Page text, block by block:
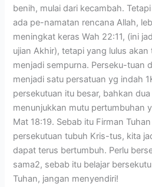
benih, mulai dari kecambah.
ada pe-namatan rencana Allah,
meningkat keras Wah 22:11, (ini
ujian Akhir), tetapi yang lulus
menjadi sempurna. Perseku-tuan
menjadi satu persatuan yg indah
persekutuan itu besar, bahkan
menunjukkan mutu pertumbuhan
Mat 18:19. Sebab itu Firman
persekutuan tubuh Kris-tus, kita
dapat terus bertumbuh. Perlu
sama2, sebab itu belajar
Tuhan, jangan menyendiri!